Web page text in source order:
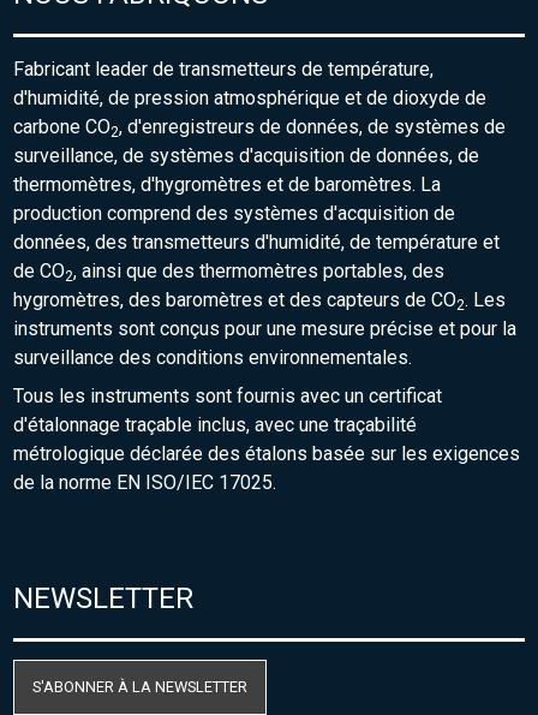
Fabricant leader de transmetteurs de température,
d'humidité, de pression atmosphérique et de dioxyde de
carbone CO2, d'enregistreurs de données, de systèmes de
surveillance, de systèmes d'acquisition de données, de
thermomètres, d'hygromètres et de baromètres. La
production comprend des systèmes d'acquisition de
données, des transmetteurs d'humidité, de température et
de CO2, ainsi que des thermomètres portables, des
hygromètres, des baromètres et des capteurs de CO2. Les
instruments sont conçus pour une mesure précise et pour la
surveillance des conditions environnementales.
Tous les instruments sont fournis avec un certificat
d'étalonnage traçable inclus, avec une traçabilité
métrologique déclarée des étalons basée sur les exigences
de la norme EN ISO/IEC 17025.
NEWSLETTER
S'ABONNER À LA NEWSLETTER